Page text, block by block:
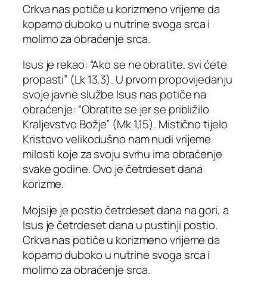
Crkva nas potiče u korizmeno vrijeme da
kopamo duboko u nutrine svoga srca i
molimo za obraćenje srca.
Isus je rekao: “Ako se ne obratite, svi ćete
propasti” (Lk 13,3). U prvom propovijedanju
svoje javne službe Isus nas potiče na
obraćenje: “Obratite se jer se približilo
Kraljevstvo Božje” (Mk 1,15). Mistično tijelo
Kristovo velikodušno nam nudi vrijeme
milosti koje za svoju svrhu ima obraćenje
svake godine. Ovo je četrdeset dana
korizme.
Mojsije je postio četrdeset dana na gori, a
Isus je četrdeset dana u pustinji postio.
Crkva nas potiče u korizmeno vrijeme da
kopamo duboko u nutrine svoga srca i
molimo za obraćenje srca.